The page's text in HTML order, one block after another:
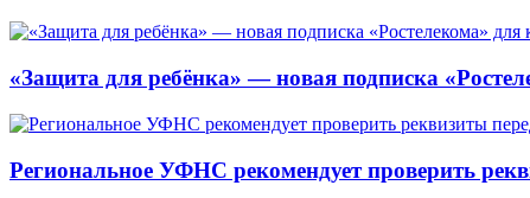
«Защита для ребёнка» — новая подписка
Региональное УФНС рекомендует проверить